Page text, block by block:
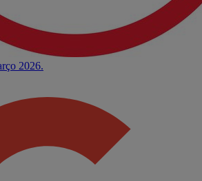
2026.